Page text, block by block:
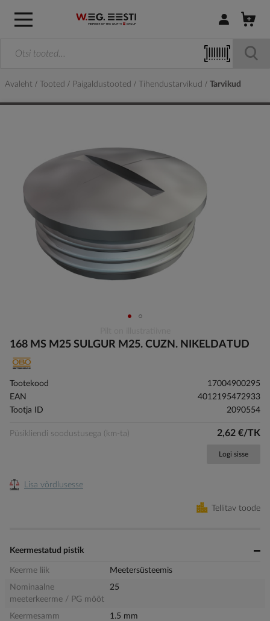
Logi sisse /
Avaleht Tooted Paigaldustooted Tihendustarvikud Tarvikud
gallery
to
beginning
of
gallery
168 MS M25 SULGUR M25. CUZN. NIKELDATUD
Tootekood
17004900295
EAN
4012195472933
Tootja ID
2090554
Püsikliendi soodustusega (km-ta) 2,62 €/TK
Logi sisse
Lisa võrdlusesse
Tellitav toode
Keermestatud pistik
Keerme liik
Meetersüsteemis
Nominaalne
meeterkeerme / PG mõõt
25
Keermesamm
1.5 mm